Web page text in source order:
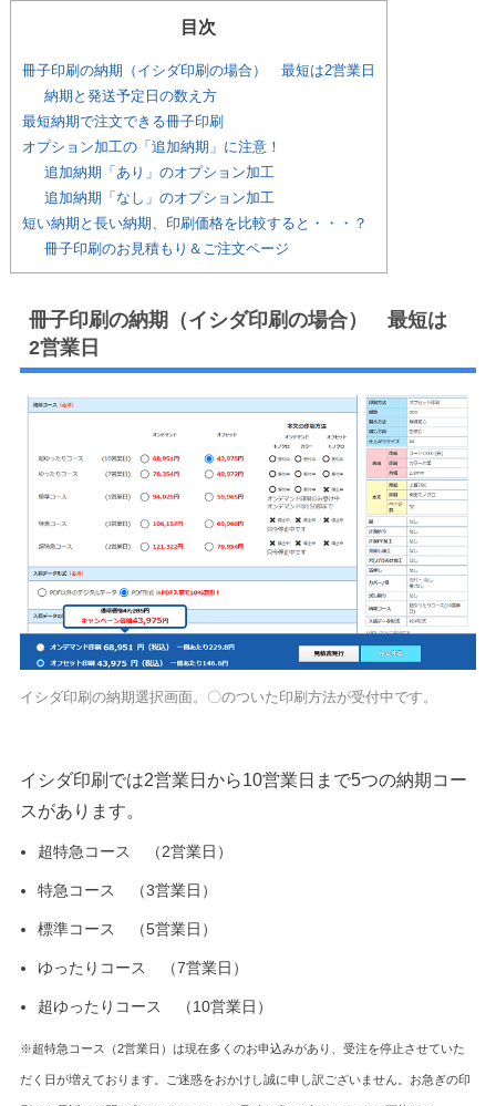
目次
冊子印刷の納期（イシダ印刷の場合） 最短は2営業日
納期と発送予定日の数え方
最短納期で注文できる冊子印刷
オプション加工の「追加納期」に注意！
追加納期「あり」のオプション加工
追加納期「なし」のオプション加工
短い納期と長い納期、印刷価格を比較すると・・・？
冊子印刷のお見積もり＆ご注文ページ
冊子印刷の納期（イシダ印刷の場合） 最短は
2営業日
イシダ印刷の納期選択画面。〇のついた印刷方法が受付中です。
イシダ印刷では2営業日から10営業日まで5つの納期コー
スがあります。
超特急コース （2営業日）
特急コース （3営業日）
標準コース （5営業日）
ゆったりコース （7営業日）
超ゆったりコース （10営業日）
※超特急コース（2営業日）は現在多くのお申込みがあり、受注を停止させていた
だく日が増えております。ご迷惑をおかけし誠に申し訳ございません。お急ぎの印